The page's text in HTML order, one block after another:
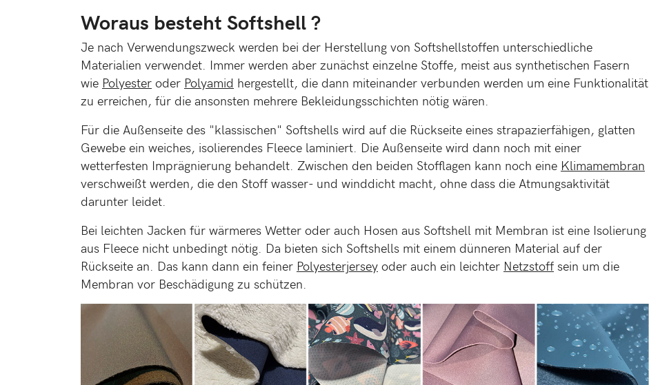
Woraus besteht Softshell ?
Je nach Verwendungszweck werden bei der Herstellung von Softshellstoffen unterschiedliche
Materialien verwendet. Immer werden aber zunächst einzelne Stoffe, meist aus synthetischen Fasern
wie Polyester oder Polyamid hergestellt, die dann miteinander verbunden werden um eine Funktionalität
zu erreichen, für die ansonsten mehrere Bekleidungsschichten nötig wären.
Für die Außenseite des "klassischen" Softshells wird auf die Rückseite eines strapazierfähigen, glatten
Gewebe ein weiches, isolierendes Fleece laminiert. Die Außenseite wird dann noch mit einer
wetterfesten Imprägnierung behandelt. Zwischen den beiden Stofflagen kann noch eine Klimamembran
verschweißt werden, die den Stoff wasser- und winddicht macht, ohne dass die Atmungsaktivität
darunter leidet.
Bei leichten Jacken für wärmeres Wetter oder auch Hosen aus Softshell mit Membran ist eine Isolierung
aus Fleece nicht unbedingt nötig. Da bieten sich Softshells mit einem dünneren Material auf der
Rückseite an. Das kann dann ein feiner Polyesterjersey oder auch ein leichter Netzstoff sein um die
Membran vor Beschädigung zu schützen.